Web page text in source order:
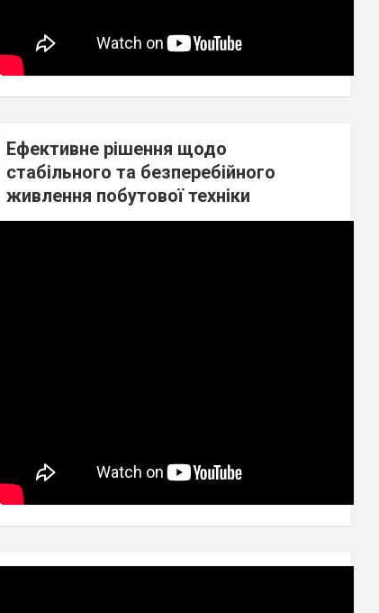
Ефективне рішення щодо
стабільного та безперебійного
живлення побутової техніки